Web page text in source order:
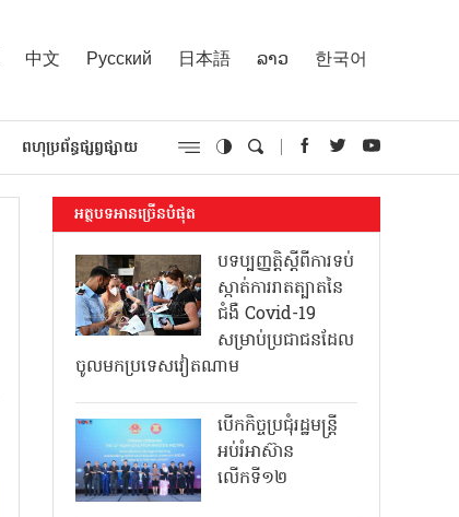
中文 Русский 日本語 ລາວ 한국어
ពហុប្រព័ន្ធផ្សព្វផ្សាយ
អត្ថបទអានច្រើនបំផុត
បទប្បញ្ញត្តិស្តីពីការទប់
ស្កាត់ការរាតត្បាតនៃ
ជំងឺ Covid-19
សម្រាប់ប្រជាជនដែល
ចូលមកប្រទេសវៀតណាម
បើកកិច្ចប្រជុំរដ្ឋមន្ត្រី
អប់រំអាស៊ាន
លើកទី១២